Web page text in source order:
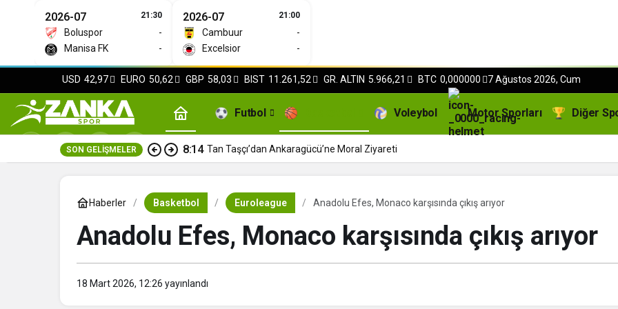
2026-07 21:30
Boluspor
-
Manisa FK
-
2026-07 21:00
Cambuur
-
Excelsior
-
USD 42,97 EURO 50,62 GBP 58,03 BIST 11.261,52 GR. ALTIN 5.966,21 BTC 0,000000 7 Ağustos 2026, Cum
Futbol Voleybol Motor Sporları Diğer
SON GELIŞMELER 8:14 Tan Taşçı’dan Ankaragücü’ne Moral Ziyareti
Haberler Basketbol Euroleague Anadolu Efes, Monaco karşısında çıkış arıyor
Anadolu Efes, Monaco karşısında çıkış arıyor
18 Mart 2026, 12:26 yayınlandı